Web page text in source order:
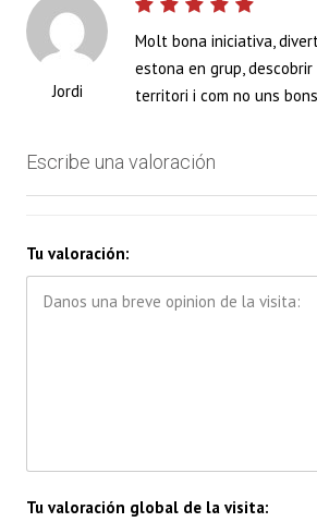
Jordi
Molt bona iniciativa,
estona en grup,
territori i com no uns
Escribe una valoración
Tu valoración:
Tu valoración global de la visita: